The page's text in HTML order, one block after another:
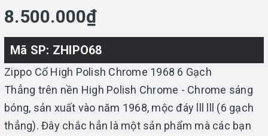
8.500.000₫
Mã SP: ZHIPO68
Zippo Cổ High Polish Chrome 1968 6 Gạch
Thẳng trên nền High Polish Chrome - Chrome sáng
bóng, sản xuất vào năm 1968, mộc đáy lll lll (6 gạch
thẳng). Đây chắc hẳn là một sản phẩm mà các bạn